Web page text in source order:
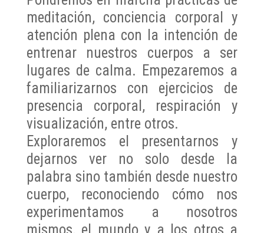
meditación, conciencia corporal y
atención plena con la intención de
entrenar nuestros cuerpos a ser
lugares de calma. Empezaremos a
familiarizarnos con ejercicios de
presencia corporal, respiración y
visualización, entre otros.
Exploraremos el presentarnos y
dejarnos ver no solo desde la
palabra sino también desde nuestro
cuerpo, reconociendo cómo nos
experimentamos a nosotros